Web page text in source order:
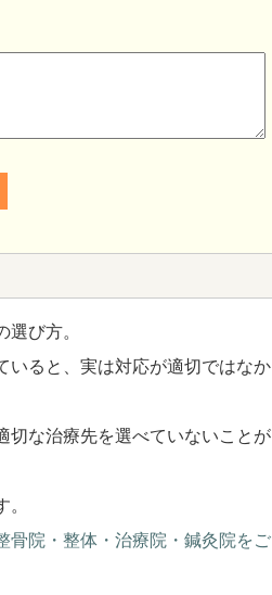
び方。
いると、実は対応が適切ではなか
切な治療先を選べていないことが
骨院・整体・治療院・鍼灸院をご